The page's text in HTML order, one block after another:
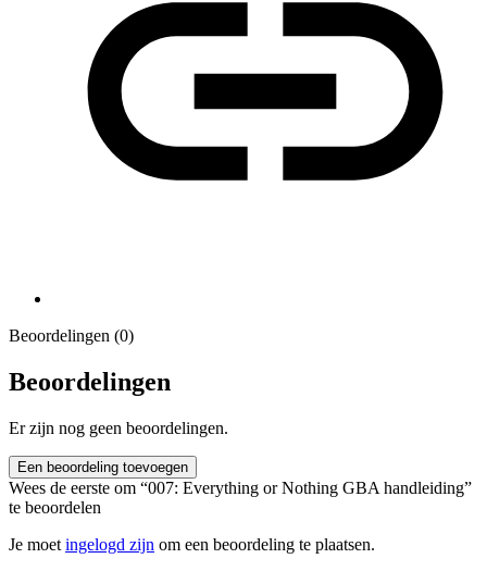
Beoordelingen (0)
Beoordelingen
Er zijn nog geen beoordelingen.
Een beoordeling toevoegen
Wees de eerste om “007: Everything or Nothing GBA handleiding”
te beoordelen
Je moet ingelogd zijn om een beoordeling te plaatsen.